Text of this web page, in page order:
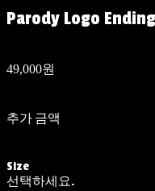
Parody Logo
49,000원
추가 금액
Size
선택하세요.